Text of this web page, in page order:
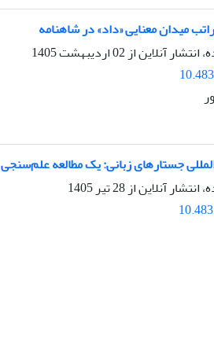
میدان معنایی «داد» در شاهنامه
انتشار آنلاین از02 اردیبهشت 1405
جستارهای زبانی: یک مطالعه علم‌سنجی
انتشار آنلاین از28 تیر 1405